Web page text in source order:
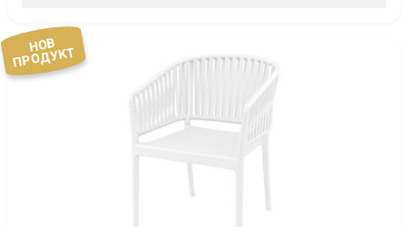
НОВ
ПРОДУКТ